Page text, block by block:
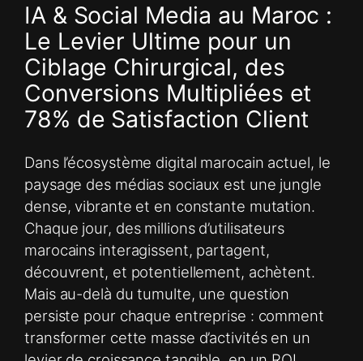
IA & Social Media au Maroc :
Le Levier Ultime pour un
Ciblage Chirurgical, des
Conversions Multipliées et
78% de Satisfaction Client
Dans l’écosystème digital marocain actuel, le
paysage des médias sociaux est une jungle
dense, vibrante et en constante mutation.
Chaque jour, des millions d’utilisateurs
marocains interagissent, partagent,
découvrent, et potentiellement, achètent.
Mais au-delà du tumulte, une question
persiste pour chaque entreprise : comment
transformer cette masse d’activités en un